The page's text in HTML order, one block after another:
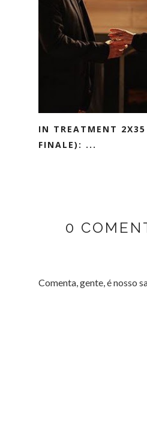
IN TREATMENT 2X35
FINALE): ...
0
Comenta, gente, é nosso